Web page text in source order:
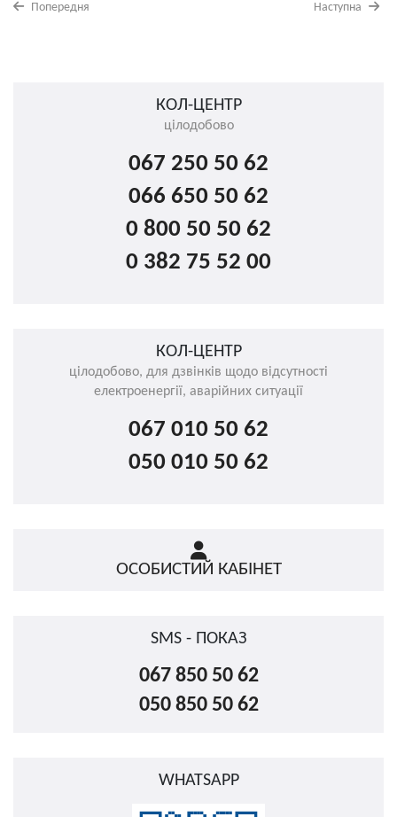
Попередня Наступна
КОЛ-ЦЕНТР
цілодобово
067 250 50 62
066 650 50 62
0 800 50 50 62
0 382 75 52 00
КОЛ-ЦЕНТР
цілодобово, для дзвінків щодо відсутності
електроенергії, аварійних ситуації
067 010 50 62
050 010 50 62
ОСОБИСТИЙ КАБІНЕТ
SMS - ПОКАЗ
067 850 50 62
050 850 50 62
WHATSAPP